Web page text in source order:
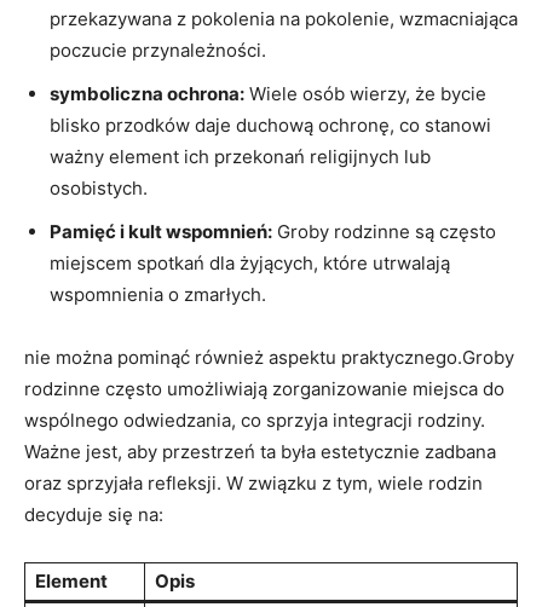
przekazywana z pokolenia na pokolenie, wzmacniająca
poczucie przynależności.
symboliczna ochrona: Wiele osób wierzy, że bycie
blisko przodków daje duchową ochronę, co stanowi
ważny element ich przekonań religijnych lub
osobistych.
Pamięć i kult wspomnień: Groby rodzinne są często
miejscem spotkań dla żyjących, które utrwalają
wspomnienia o zmarłych.
nie można pominąć również aspektu praktycznego.Groby
rodzinne często umożliwiają zorganizowanie miejsca do
wspólnego odwiedzania, co sprzyja integracji rodziny.
Ważne jest, aby przestrzeń ta była estetycznie zadbana
oraz sprzyjała refleksji. W związku z tym, wiele rodzin
decyduje się na:
Element
Opis